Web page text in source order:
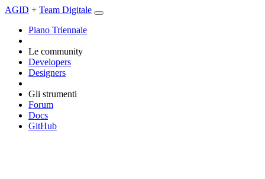
AGID + Team Digitale
Piano Triennale
Le community
Developers
Designers
Gli strumenti
Forum
Docs
GitHub